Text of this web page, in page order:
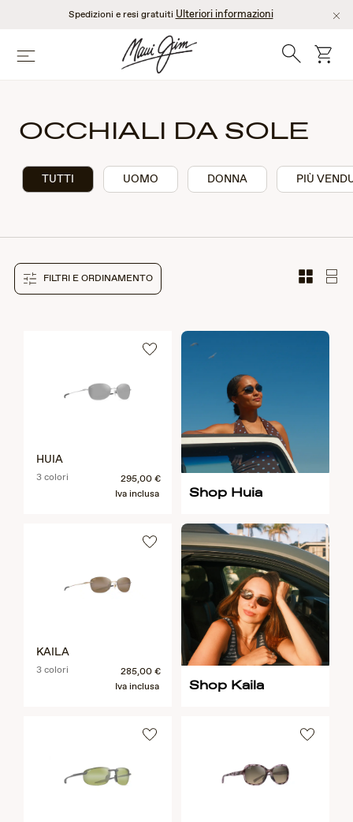
principale
Spedizioni e resi gratuiti Ulteriori informazioni
Menù Ricerca Cart
OCCHIALI DA SOLE
TUTTI UOMO DONNA PIÙ
FILTRI E ORDINAMENTO
HUIA
3 colori
295,00 €
Iva inclusa
Shop Huia
KAILA
3 colori
285,00 €
Iva inclusa
Shop Kaila